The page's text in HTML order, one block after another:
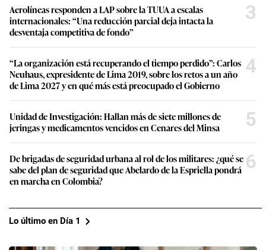
Aerolíneas responden a LAP sobre la TUUA a escalas
internacionales: “Una reducción parcial deja intacta la
desventaja competitiva de fondo”
3
“La organización está recuperando el tiempo perdido”: Carlos
Neuhaus, expresidente de Lima 2019, sobre los retos a un año
de Lima 2027 y en qué más está preocupado el Gobierno
4
Unidad de Investigación: Hallan más de siete millones de
jeringas y medicamentos vencidos en Cenares del Minsa
5
De brigadas de seguridad urbana al rol de los militares: ¿qué se
sabe del plan de seguridad que Abelardo de la Espriella pondrá
en marcha en Colombia?
6
Lo último en Día 1